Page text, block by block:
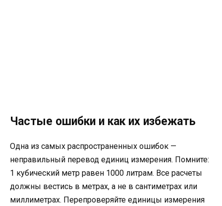
Частые ошибки и как их избежать
Одна из самых распространенных ошибок —
неправильный перевод единиц измерения. Помните:
1 кубический метр равен 1000 литрам. Все расчеты
должны вестись в метрах, а не в сантиметрах или
миллиметрах. Перепроверяйте единицы измерения